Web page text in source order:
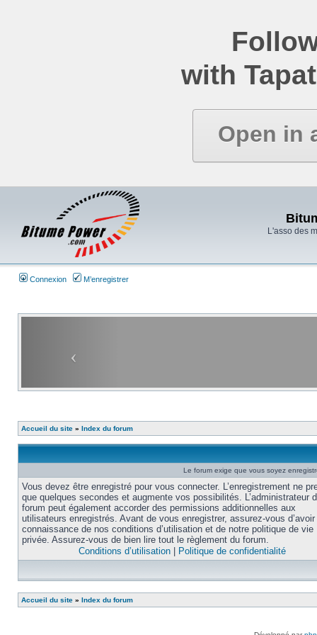
with
Open in
L'asso des
Connexion M’enregistrer
Accueil du site » Index du forum
Le forum exige que vous soyez
Vous devez être enregistré pour vous connecter. L’enregistrement ne
que quelques secondes et augmente vos possibilités. L’administrateur
forum peut également accorder des permissions additionnelles aux
utilisateurs enregistrés. Avant de vous enregistrer, assurez-vous
connaissance de nos conditions d’utilisation et de notre politique de vie
privée. Assurez-vous de bien lire tout le règlement du forum.
Conditions d’utilisation
Politique de confidentialité
Accueil du site » Index du forum